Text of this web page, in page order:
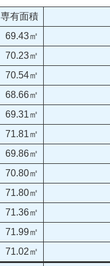
専有面積
69.43㎡
70.23㎡
70.54㎡
68.66㎡
69.31㎡
71.81㎡
69.86㎡
70.80㎡
71.80㎡
71.36㎡
71.99㎡
71.02㎡